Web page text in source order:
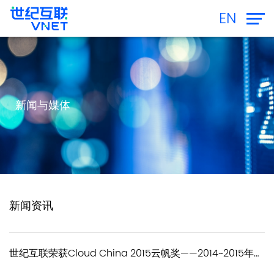
EN
新闻与媒体
新闻资讯